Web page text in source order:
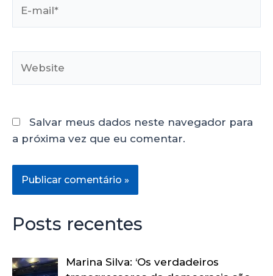
Salvar meus dados neste navegador para
a próxima vez que eu comentar.
Posts recentes
Marina Silva: ‘Os verdadeiros